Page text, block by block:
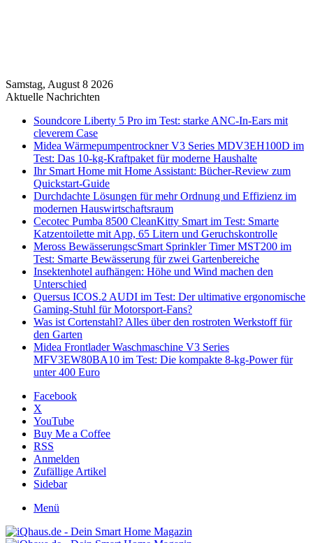
Samstag, August 8 2026
Aktuelle Nachrichten
Soundcore Liberty 5 Pro im Test: starke ANC-In-Ears mit
cleverem Case
Midea Wärmepumpentrockner V3 Series MDV3EH100D im
Test: Das 10-kg-Kraftpaket für moderne Haushalte
Ihr Smart Home mit Home Assistant: Bücher-Review zum
Quickstart-Guide
Durchdachte Lösungen für mehr Ordnung und Effizienz im
modernen Hauswirtschaftsraum
Cecotec Pumba 8500 CleanKitty Smart im Test: Smarte
Katzentoilette mit App, 65 Litern und Geruchskontrolle
Meross BewässerungscSmart Sprinkler Timer MST200 im
Test: Smarte Bewässerung für zwei Gartenbereiche
Insektenhotel aufhängen: Höhe und Wind machen den
Unterschied
Quersus ICOS.2 AUDI im Test: Der ultimative ergonomische
Gaming-Stuhl für Motorsport-Fans?
Was ist Cortenstahl? Alles über den rostroten Werkstoff für
den Garten
Midea Frontlader Waschmaschine V3 Series
MFV3EW80BA10 im Test: Die kompakte 8-kg-Power für
unter 400 Euro
Facebook
X
YouTube
Buy Me a Coffee
RSS
Anmelden
Zufällige Artikel
Sidebar
Menü